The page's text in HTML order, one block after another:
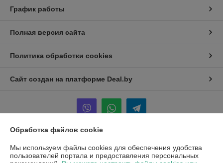
График работы
Полная версия сайта
Политика обработки cookies
Сайт создан на платформе Deal.by
Информация для покупателя
Юридическое лицо:ООО "ХОФМА"
Обработка файлов cookie
Мы используем файлы cookies для обеспечения удобства
пользователей портала и предоставления персональных